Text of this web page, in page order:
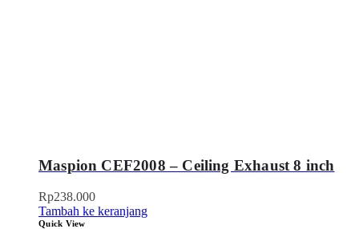
Maspion CEF2008 – Ceiling Exhaust 8 inch
Rp238.000
Tambah ke keranjang
Quick View